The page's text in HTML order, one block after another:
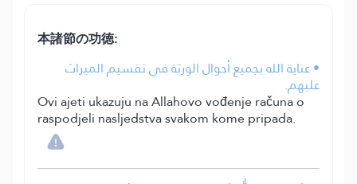
本諸節の功徳:
• عناية الله بجميع أحوال الورثة في تقسيم الميراث
عليهم.
Ovi ajeti ukazuju na Allahovo vođenje računa o
raspodjeli nasljedstva svakom kome pripada.